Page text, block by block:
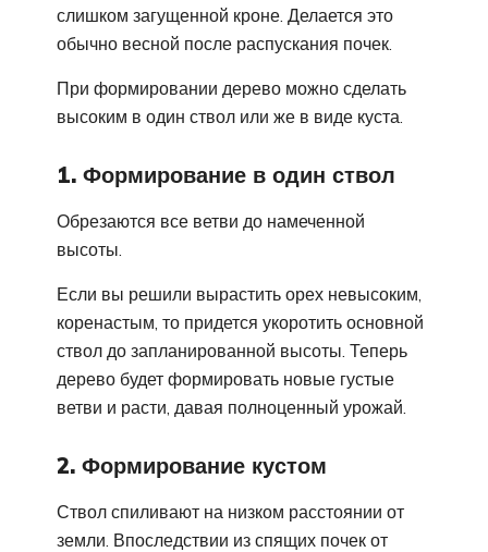
слишком загущенной кроне. Делается это
обычно весной после распускания почек.
При формировании дерево можно сделать
высоким в один ствол или же в виде куста.
1. Формирование в один ствол
Обрезаются все ветви до намеченной
высоты.
Если вы решили вырастить орех невысоким,
коренастым, то придется укоротить основной
ствол до запланированной высоты. Теперь
дерево будет формировать новые густые
ветви и расти, давая полноценный урожай.
2. Формирование кустом
Ствол спиливают на низком расстоянии от
земли. Впоследствии из спящих почек от